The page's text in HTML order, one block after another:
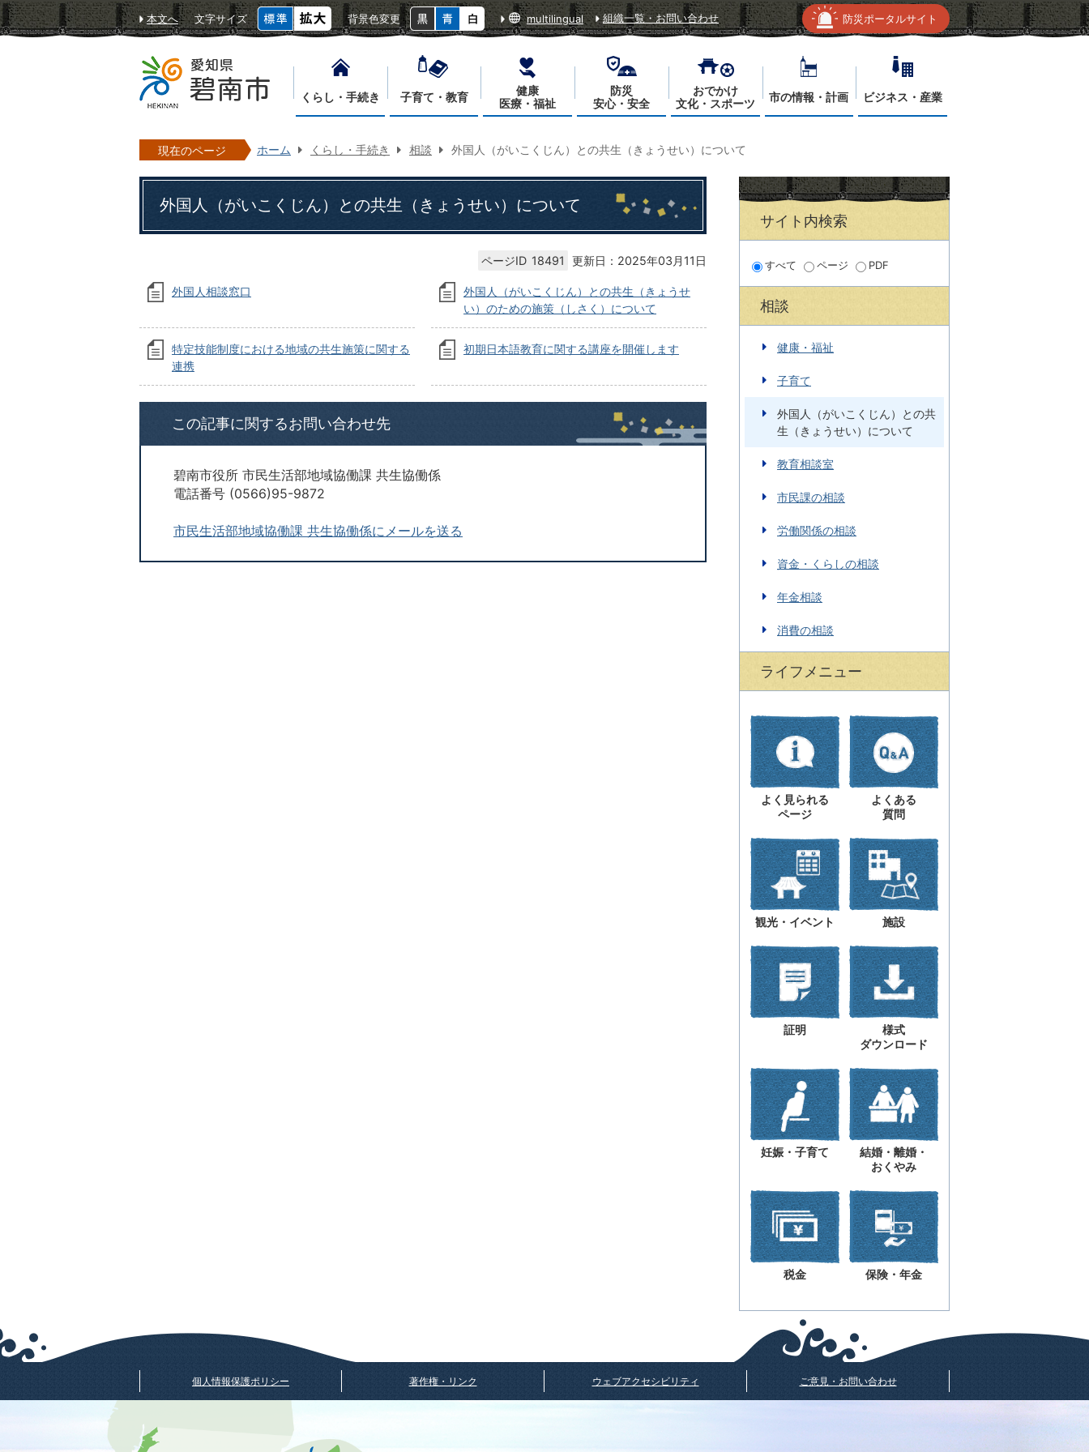
本文へ 文字サイズ 背景色変更 multilingual 組織一覧・お問い合わせ 防災ポータルサイト
くらし・手続き 子育て・教育
健康
医療・福祉
防災
安心・安全
おでかけ
文化・スポーツ
市の情報・計画 ビジネス・産業
現在のページ ホーム くらし・手続き 相談 外国人（がいこくじん）との共生（きょうせい）について
外国人（がいこくじん）との共生（きょうせい）について
ページID 18491 更新日：2025年03月11日
外国人相談窓口
外国人（がいこくじん）との共生（きょうせ
い）のための施策（しさく）について
特定技能制度における地域の共生施策に関する
連携
初期日本語教育に関する講座を開催します
この記事に関するお問い合わせ先
碧南市役所 市民生活部地域協働課 共生協働係
電話番号 (0566)95-9872
市民生活部地域協働課 共生協働係にメールを送る
サイト内検索
すべて ページ PDF
相談
健康・福祉
子育て
外国人（がいこくじん）との共
生（きょうせい）について
教育相談室
市民課の相談
労働関係の相談
資金・くらしの相談
年金相談
消費の相談
ライフメニュー
よく見られる
ページ
よくある
質問
観光・イベント 施設
証明
様式
ダウンロード
妊娠・子育て
結婚・離婚・
おくやみ
税金 保険・年金
個人情報保護ポリシー 著作権・リンク ウェブアクセシビリティ ご意見・お問い合わせ